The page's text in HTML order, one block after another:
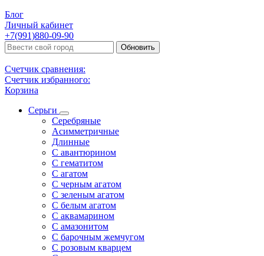
Блог
Личный кабинет
+7(991)880-09-90
Обновить
Счетчик сравнения:
Счетчик избранного:
Корзина
Серьги
Серебряные
Асимметричные
Длинные
С авантюрином
С гематитом
С агатом
С черным агатом
С зеленым агатом
С белым агатом
С аквамарином
С амазонитом
С барочным жемчугом
С розовым кварцем